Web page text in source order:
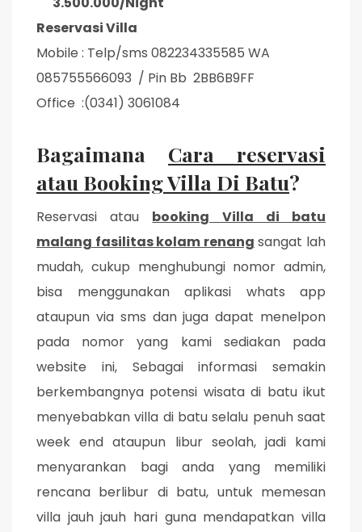
Reservasi Villa
Mobile : Telp/sms 082234335585 WA
085755566093 / Pin Bb 2BB6B9FF
Office :(0341) 3061084
Bagaimana Cara reservasi
atau Booking Villa Di Batu?
Reservasi atau booking Villa di batu
malang fasilitas kolam renang sangat lah
mudah, cukup menghubungi nomor admin,
bisa menggunakan aplikasi whats app
ataupun via sms dan juga dapat menelpon
pada nomor yang kami sediakan pada
website ini, Sebagai informasi semakin
berkembangnya potensi wisata di batu ikut
menyebabkan villa di batu selalu penuh saat
week end ataupun libur seolah, jadi kami
menyarankan bagi anda yang memiliki
rencana berlibur di batu, untuk memesan
villa jauh jauh hari guna mendapatkan villa